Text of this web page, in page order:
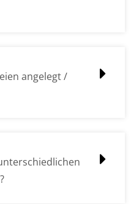
angelegt /